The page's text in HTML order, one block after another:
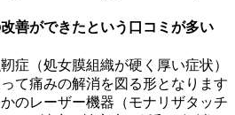
善ができたという口コミが多い
症（処女膜組織が硬く厚い症状）
て痛みの解消を図る形となります
のレーザー機器（モナリザタッチ